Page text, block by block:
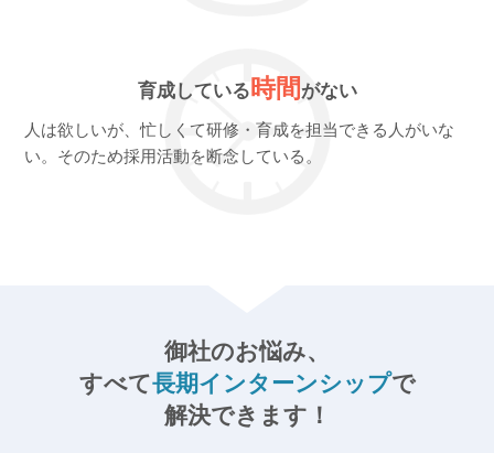
育成している時間がない
人は欲しいが、忙しくて研修・育成を担当できる人がいな
い。そのため採用活動を断念している。
御社のお悩み、
すべて長期インターンシップで
解決できます！